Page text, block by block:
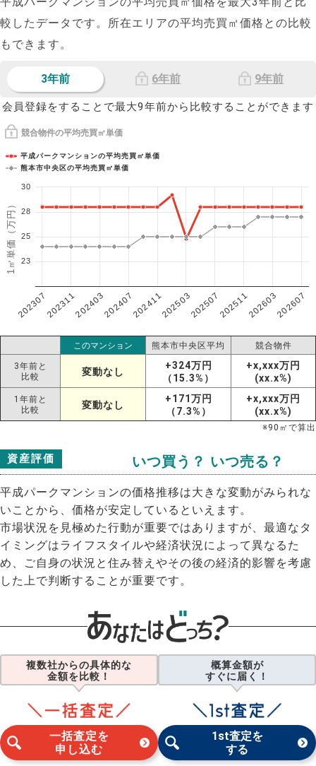
較したデータです。所在エリアの平均売買㎡価格との比較
もできます。
3年前 6年前 9年前
会員登録をすることで最大9年前から比較することができます
競合物件の平均売買㎡単価
1㎡単価（万円）
平成パークマンションの平均売買㎡単価
熊本市中央区の平均売買㎡単価
202307202311202403202407202411202503202507202511202603202607
23
25
28
30
このマンション 熊本市中央区平均 競合物件
3年前と
比較
変動なし
+324万円
（15.3%）
+x,xxx万円
(xx.x%)
1年前と
比較
変動なし
+171万円
（7.3%）
+x,xxx万円
(xx.x%)
※90 ㎡で算出
資産評価 いつ買う？ いつ売る？
平成パークマンションの価格推移は大きな変動がみられな
いことから、価格が安定しているといえます。
市場状況を見極めた行動が重要ではありますが、最適なタ
イミングはライフスタイルや経済状況によって異なるた
め、ご自身の状況と住み替えやその後の経済的影響を考慮
した上で判断することが重要です。
複数社からの具体的な
金額を比較！
一括査定を
申し込む
概算金額が
すぐに届く！
1st査定を
する